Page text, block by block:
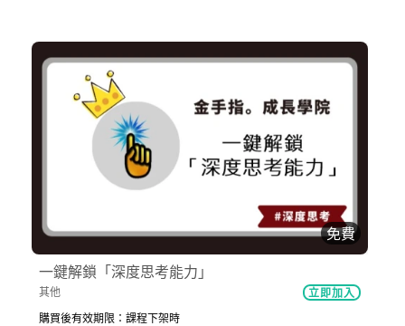
免費
一鍵解鎖「深度思考能力」
其他 立即加入
購買後有效期限：課程下架時